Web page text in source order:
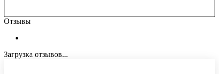
Отзывы
Загрузка отзывов...